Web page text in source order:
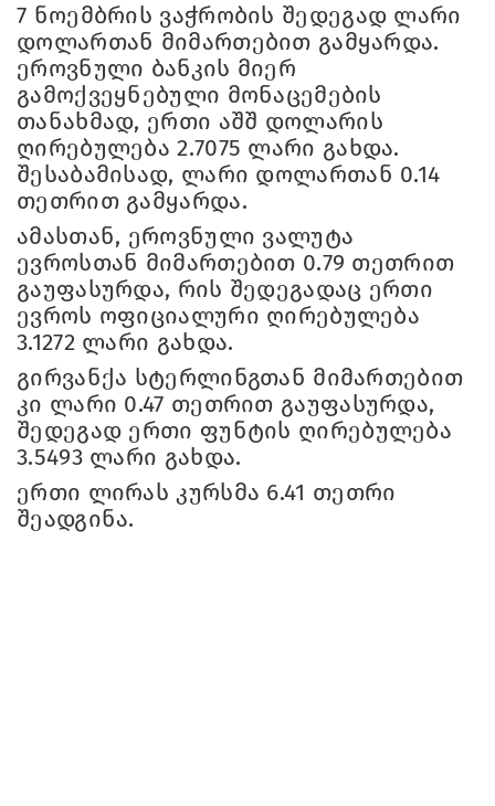
7 ნოემბრის ვაჭრობის შედეგად ლარი
დოლართან მიმართებით გამყარდა.
ეროვნული ბანკის მიერ
გამოქვეყნებული მონაცემების
თანახმად, ერთი აშშ დოლარის
ღირებულება 2.7075 ლარი გახდა.
შესაბამისად, ლარი დოლართან 0.14
თეთრით გამყარდა.
ამასთან, ეროვნული ვალუტა
ევროსთან მიმართებით 0.79 თეთრით
გაუფასურდა, რის შედეგადაც ერთი
ევროს ოფიციალური ღირებულება
3.1272 ლარი გახდა.
გირვანქა სტერლინგთან მიმართებით
კი ლარი 0.47 თეთრით გაუფასურდა,
შედეგად ერთი ფუნტის ღირებულება
3.5493 ლარი გახდა.
ერთი ლირას კურსმა 6.41 თეთრი
შეადგინა.